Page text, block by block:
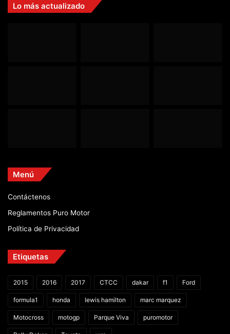
Lo más actualizado
Menú
Contáctenos
Reglamentos Puro Motor
Política de Privacidad
Etiquetas
2015 2016 2017 CTCC dakar f1 Ford
formula1 honda lewis hamilton marc marquez
Motocross motogp Parque Viva puromotor